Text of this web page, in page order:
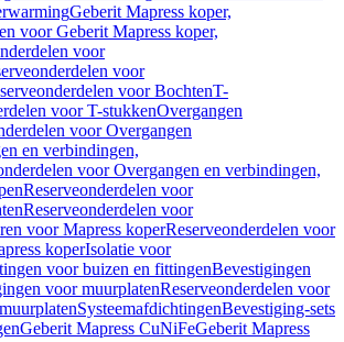
Geberit Mapress koper,
voor Geberit Mapress koper,
voor
voor
voor BochtenT-
voor T-stukkenOvergangen
voor Overgangen
en verbindingen,
voor Overgangen en verbindingen,
Reserveonderdelen voor
Reserveonderdelen voor
voor Mapress koperReserveonderdelen voor
koperIsolatie voor
voor buizen en fittingenBevestigingen
voor muurplatenReserveonderdelen voor
SysteemafdichtingenBevestiging-sets
Geberit Mapress CuNiFeGeberit Mapress